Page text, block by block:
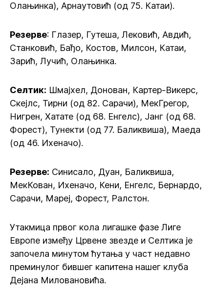
Олањинка), Арнаутовић (од 75. Катаи).
Резерве: Глазер, Гутеша, Лековић, Авдић,
Станковић, Бађо, Костов, Милсон, Катаи,
Зарић, Лучић, Олањинка.
Селтик: Шмајхел, Донован, Картер-Викерс,
Скејлс, Тирни (од 82. Сарачи), МекГрегор,
Нигрен, Хатате (од 68. Енгелс), Јанг (од 68.
Форест), Тунекти (од 77. Баликвиша), Маеда
(од 46. Ихеначо).
Резерве: Синисало, Дуан, Баликвиша,
МекКован, Ихеначо, Кени, Енгелс, Бернардо,
Сарачи, Мареј, Форест, Ралстон.
Утакмица првог кола лигашке фазе Лиге
Европе између Црвене звезде и Селтика је
започела минутом ћутања у част недавно
преминулог бившег капитена нашег клуба
Дејана Миловановића.